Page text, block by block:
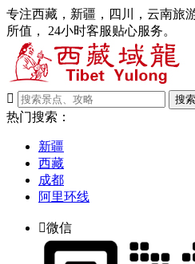
专注西藏，新疆，四川，云南旅
所值， 24小时客服贴心服务。

搜索
热门搜索：
新疆
西藏
成都
阿里环线
微信